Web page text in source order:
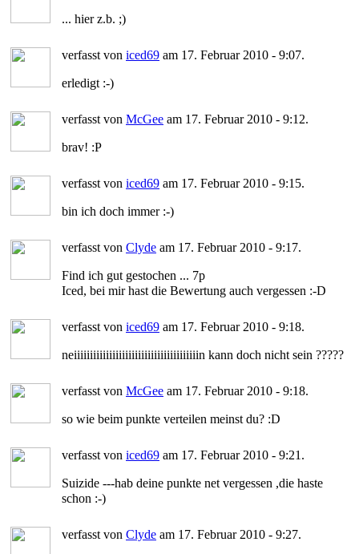
... hier z.b. ;)
verfasst von iced69 am 17. Februar 2010 - 9:07.
erledigt :-)
verfasst von McGee am 17. Februar 2010 - 9:12.
brav! :P
verfasst von iced69 am 17. Februar 2010 - 9:15.
bin ich doch immer :-)
verfasst von Clyde am 17. Februar 2010 - 9:17.
Find ich gut gestochen ... 7p
Iced, bei mir hast die Bewertung auch vergessen :-D
verfasst von iced69 am 17. Februar 2010 - 9:18.
neiiiiiiiiiiiiiiiiiiiiiiiiiiiiiiiiiiiiiiin kann doch nicht sein ?????
verfasst von McGee am 17. Februar 2010 - 9:18.
so wie beim punkte verteilen meinst du? :D
verfasst von iced69 am 17. Februar 2010 - 9:21.
Suizide ---hab deine punkte net vergessen ,die haste
schon :-)
verfasst von Clyde am 17. Februar 2010 - 9:27.